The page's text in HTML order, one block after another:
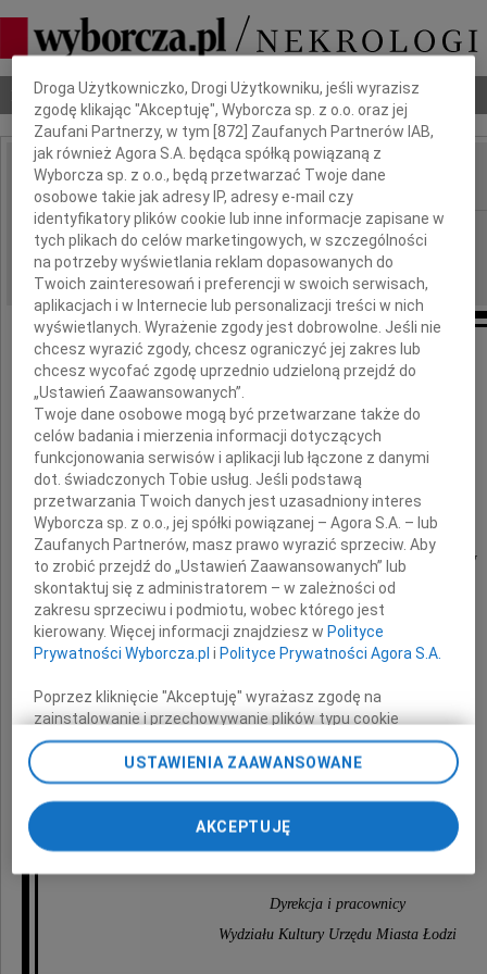
Nekrologi Odeszli Poradnik pogrzebowy
IMIĘ I NAZWISKO:
REGION: Łódź
DATA EMISJI: 19.10.2010
Pani
Grażynie Rurowicz
Dyrektorowi
Miejskiej Biblioteki Publicznej Łódź-Widzew
wyrazy głębokiego współczucia
z powodu śmierci
Męża
Dyrekcja i pracownicy
Wydziału Kultury Urzędu Miasta Łodzi
Dbamy o Twoją prywatność
Droga Użytkowniczko, Drogi Użytkowniku, jeśli wyrazisz
zgodę klikając "Akceptuję", Wyborcza sp. z o.o. oraz jej
Zaufani Partnerzy, w tym [872 ] Zaufanych Partnerów IAB,
jak również Agora S.A. będąca spółką powiązaną z
Wyborcza sp. z o.o., będą przetwarzać Twoje dane
osobowe takie jak adresy IP, adresy e-mail czy
identyfikatory plików cookie lub inne informacje zapisane w
tych plikach do celów marketingowych, w szczególności
na potrzeby wyświetlania reklam dopasowanych do
Twoich zainteresowań i preferencji w swoich serwisach,
aplikacjach i w Internecie lub personalizacji treści w nich
wyświetlanych. Wyrażenie zgody jest dobrowolne. Jeśli nie
chcesz wyrazić zgody, chcesz ograniczyć jej zakres lub
chcesz wycofać zgodę uprzednio udzieloną przejdź do
„Ustawień Zaawansowanych”.
Twoje dane osobowe mogą być przetwarzane także do
celów badania i mierzenia informacji dotyczących
funkcjonowania serwisów i aplikacji lub łączone z danymi
dot. świadczonych Tobie usług. Jeśli podstawą
przetwarzania Twoich danych jest uzasadniony interes
Wyborcza sp. z o.o., jej spółki powiązanej – Agora S.A. – lub
Zaufanych Partnerów, masz prawo wyrazić sprzeciw. Aby
to zrobić przejdź do „Ustawień Zaawansowanych” lub
skontaktuj się z administratorem – w zależności od
zakresu sprzeciwu i podmiotu, wobec którego jest
kierowany. Więcej informacji znajdziesz w Polityce
Prywatności Wyborcza.pl i Polityce Prywatności Agora S.A.
Poprzez kliknięcie "Akceptuję" wyrażasz zgodę na
zainstalowanie i przechowywanie plików typu cookie
Wyborczej sp. z o. o. jej Zaufanych Partnerów i Agora S.A.
na Twoim urządzeniu końcowym. Możesz też w każdej
chwili zmienić swoje preferencje dot. plików cookie,
ponownie wywołując narzędzie do zarządzania Twoimi
preferencjami dot. przetwarzania danych poprzez
odnośnik „Ustawienia prywatności” w stopce serwisu i
przechodząc do sekcji „Ustawienia zaawansowane”.
USTAWIENIA ZAAWANSOWANE
AKCEPTUJĘ